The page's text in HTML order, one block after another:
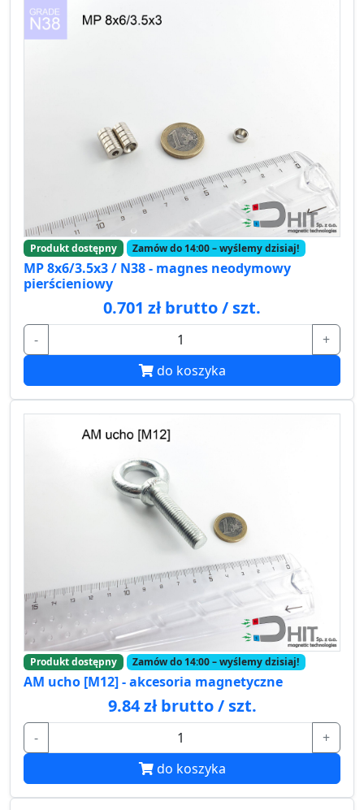
Produkt dostępny Zamów do 14:00 – wyślemy dzisiaj!
MP 8x6/3.5x3 / N38 - magnes neodymowy
pierścieniowy
0.701 zł brutto / szt.
-
+
do koszyka
Produkt dostępny Zamów do 14:00 – wyślemy dzisiaj!
AM ucho [M12] - akcesoria magnetyczne
9.84 zł brutto / szt.
-
+
do koszyka